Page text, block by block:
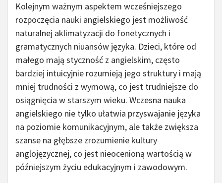
Kolejnym ważnym aspektem wcześniejszego
rozpoczęcia nauki angielskiego jest możliwość
naturalnej aklimatyzacji do fonetycznych i
gramatycznych niuansów języka. Dzieci, które od
małego mają styczność z angielskim, często
bardziej intuicyjnie rozumieją jego struktury i mają
mniej trudności z wymową, co jest trudniejsze do
osiągnięcia w starszym wieku. Wczesna nauka
angielskiego nie tylko ułatwia przyswajanie języka
na poziomie komunikacyjnym, ale także zwiększa
szanse na głębsze zrozumienie kultury
anglojęzycznej, co jest nieocenioną wartością w
późniejszym życiu edukacyjnym i zawodowym.